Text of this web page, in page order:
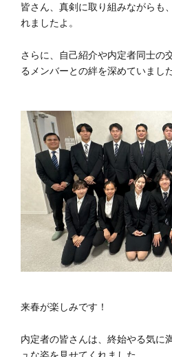
皆さん、真剣に取り組みながらも
れましたよ。
さらに、自己紹介や内定者同士の
るメンバーとの絆を深めていました
来春が楽しみです！
内定者の皆さんは、終始やる気に